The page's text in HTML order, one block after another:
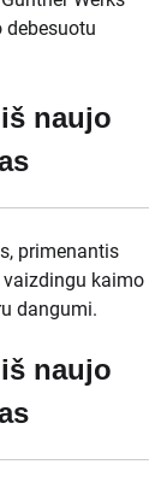
iš naujo
iš naujo